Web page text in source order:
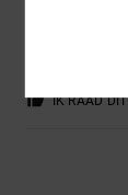
IK RAAD